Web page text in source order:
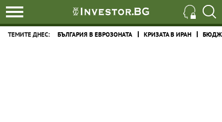
ТЕМИТЕ ДНЕС: БЪЛГАРИЯ В ЕВРОЗОНАТА КРИЗАТА В ИРАН